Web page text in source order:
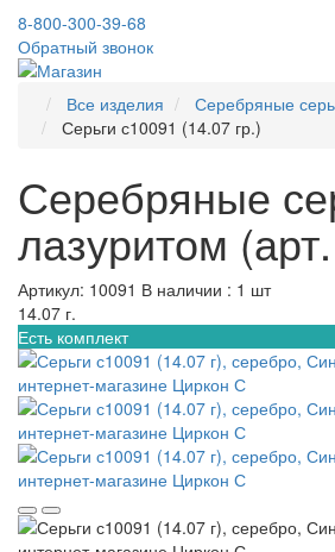
8-800-300-39-68
Обратный звонок
Все изделия
Серебряные
Серьги с10091 (14.07 гр.)
Серебряные
лазуритом
Артикул: 10091 В наличии : 1 шт
14.07 г.
Есть комплект